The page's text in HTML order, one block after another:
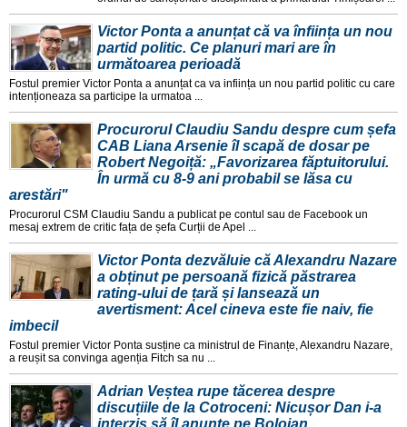
Victor Ponta a anunțat că va înființa un nou
partid politic. Ce planuri mari are în
următoarea perioadă
Fostul premier Victor Ponta a anunțat ca va inființa un nou partid politic cu care
intenționeaza sa participe la urmatoa ...
Procurorul Claudiu Sandu despre cum șefa
CAB Liana Arsenie îl scapă de dosar pe
Robert Negoiță: „Favorizarea făptuitorului.
În urmă cu 8-9 ani probabil se lăsa cu
arestări"
Procurorul CSM Claudiu Sandu a publicat pe contul sau de Facebook un
mesaj extrem de critic fața de șefa Curții de Apel ...
Victor Ponta dezvăluie că Alexandru Nazare
a obținut pe persoană fizică păstrarea
rating-ului de țară și lansează un
avertisment: Acel cineva este fie naiv, fie
imbecil
Fostul premier Victor Ponta susține ca ministrul de Finanțe, Alexandru Nazare,
a reușit sa convinga agenția Fitch sa nu ...
Adrian Veștea rupe tăcerea despre
discuțiile de la Cotroceni: Nicușor Dan i-a